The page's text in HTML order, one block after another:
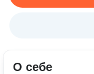
О себе